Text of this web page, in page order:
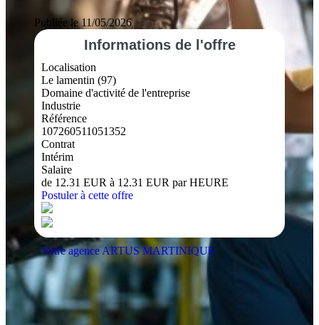
Publiée le 11/05/2026
Informations de l'offre
Localisation
Le lamentin (97)
Domaine d'activité de l'entreprise
Industrie
Référence
107260511051352
Contrat
Intérim
Salaire
de 12.31 EUR à 12.31 EUR par HEURE
Postuler à cette offre
Votre agence ARTUS MARTINIQUE